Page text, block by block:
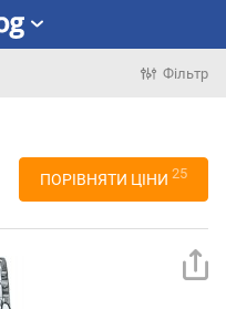
Фільтр
ПОРІВНЯТИ ЦІНИ 25